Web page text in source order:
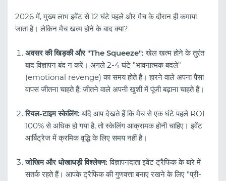
2026 में, मुख्य लाभ इवेंट से 12 घंटे पहले और मैच के दौरान ही कमाया
जाता है। लेकिन मैच खत्म होने के बाद क्या?
अवसर की खिड़की और "The Squeeze": खेल खत्म होने के तुरंत
बाद विज्ञापन बंद न करें। अगले 2-4 घंटे "भावनात्मक बदले"
(emotional revenge) का समय होते हैं। हारने वाले अपना पैसा
वापस जीतना चाहते हैं; जीतने वाले अपनी खुशी में पूंजी बढ़ाना चाहते हैं।
रियल-टाइम स्केलिंग: यदि आप देखते हैं कि मैच से एक घंटे पहले ROI
100% से अधिक हो गया है, तो स्केलिंग आक्रामक होनी चाहिए। इवेंट
आर्बिट्रेज में क्रमिक वृद्धि के लिए समय नहीं है।
जोखिम और धोखाधड़ी विश्लेषण: विज्ञापनदाता इवेंट ट्रैफिक के बारे में
सतर्क रहते हैं। आपके ट्रैफिक की गुणवत्ता बनाए रखने के लिए "प्री-